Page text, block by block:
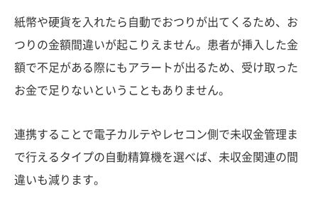
紙幣や硬貨を入れたら自動でおつりが出てくるため、お
つりの金額間違いが起こりえません。患者が挿入した金
額で不足がある際にもアラートが出るため、受け取った
お金で足りないということもありません。
連携することで電子カルテやレセコン側で未収金管理ま
で行えるタイプの自動精算機を選べば、未収金関連の間
違いも減ります。